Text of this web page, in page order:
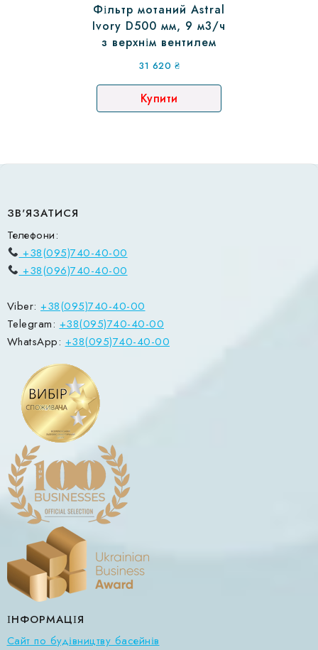
Фільтр мотаний Astral
Ivory D500 мм, 9 м3/ч
з верхнім вентилем
31 620 ₴
Купити
ЗВ'ЯЗАТИСЯ
Телефони:
+38(095)740-40-00
+38(096)740-40-00
Viber: +38(095)740-40-00
Telegram: +38(095)740-40-00
WhatsApp: +38(095)740-40-00
ІНФОРМАЦІЯ
Сайт по будівництву басейнів